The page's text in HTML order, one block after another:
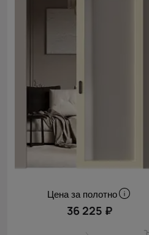
Цена за полотно
36 225 ₽